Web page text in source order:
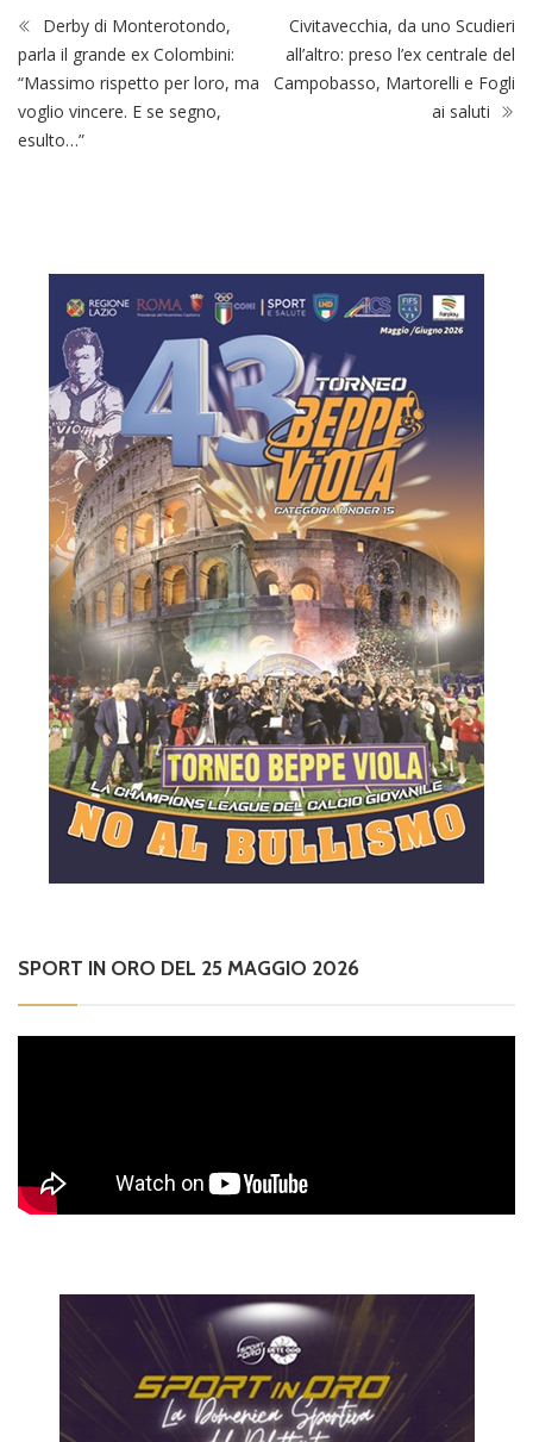
Derby di Monterotondo,
parla il grande ex Colombini:
“Massimo rispetto per loro, ma
voglio vincere. E se segno,
esulto…”
Civitavecchia, da uno Scudieri
all’altro: preso l’ex centrale del
Campobasso, Martorelli e Fogli
ai saluti
SPORT IN ORO DEL 25 MAGGIO 2026